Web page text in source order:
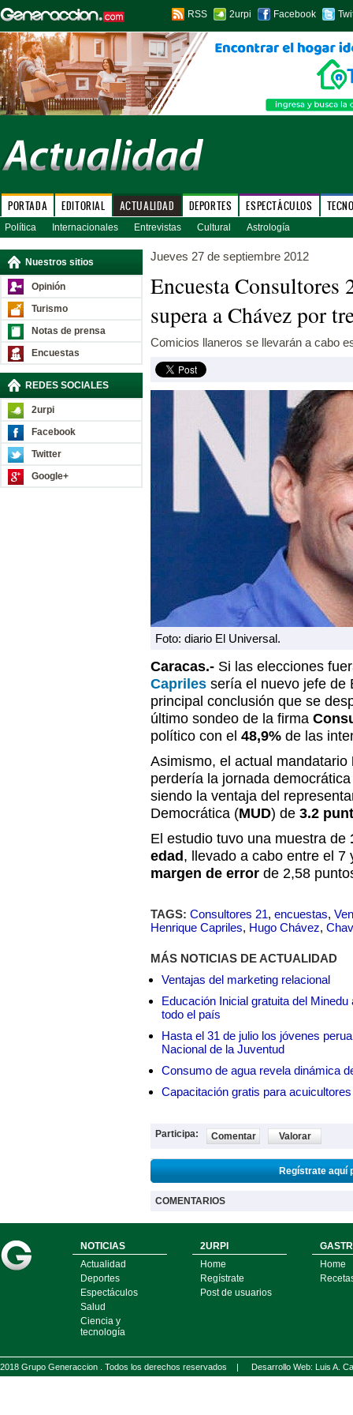
RSS 2urpi Facebook
PORTADA EDITORIAL ACTUALIDAD DEPORTES ESPECTÁCULOS
Política Internacionales Entrevistas Cultural Astrología
Nuestros sitios
Opinión
Turismo
Notas de prensa
Encuestas
REDES SOCIALES
2urpi
Facebook
Twitter
Google+
Jueves 27 de septiembre 2012
Encuesta
supera a Chávez por
Comicios llaneros se llevarán a cabo
Foto: diario El Universal.
Caracas.- Si las elecciones
Capriles sería el nuevo jefe de
principal conclusión que se
último sondeo de la firma
político con el 48,9% de las
Asimismo, el actual mandatario
perdería la jornada
siendo la ventaja del
Democrática (MUD) de 3.2
El estudio tuvo una muestra de
edad , llevado a cabo entre el 7
margen de error de 2,58
TAGS: Consultores 21, encuestas,
Henrique Capriles, Hugo Chávez,
MÁS NOTICIAS DE ACTUALIDAD
Ventajas del marketing relacional
Educación Inicial gratuita del
todo el país
Hasta el 31 de julio los jóvenes
Nacional de la Juventud
Consumo de agua revela dinámica
Capacitación gratis para
Participa: Comentar Valorar
Regístrate aquí
COMENTARIOS
NOTICIAS
Actualidad
Deportes
Espectáculos
Salud
Ciencia y
tecnología
2URPI
Home
Regístrate
Post de usuarios
Home
2018 Grupo Generaccion . Todos los derechos reservados | Desarrollo Web: Luis